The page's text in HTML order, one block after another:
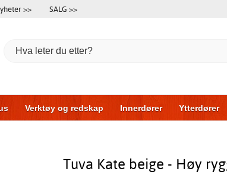
>> SALG >>
Verktøy og redskap Innerdører Ytterdører
Tuva Kate beige - Høy